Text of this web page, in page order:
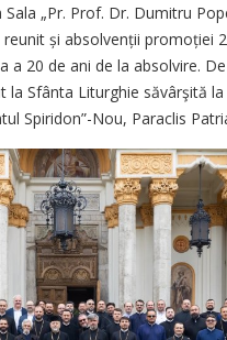
„Pr. Prof. Dr. Dumitru
și absolvenții promoției
a 20 de ani de la absolvire.
la Sfânta Liturghie săvârşită la
Spiridon”-Nou, Paraclis